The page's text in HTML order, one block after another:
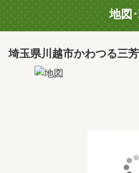
地図
埼玉県川越市かわつる三